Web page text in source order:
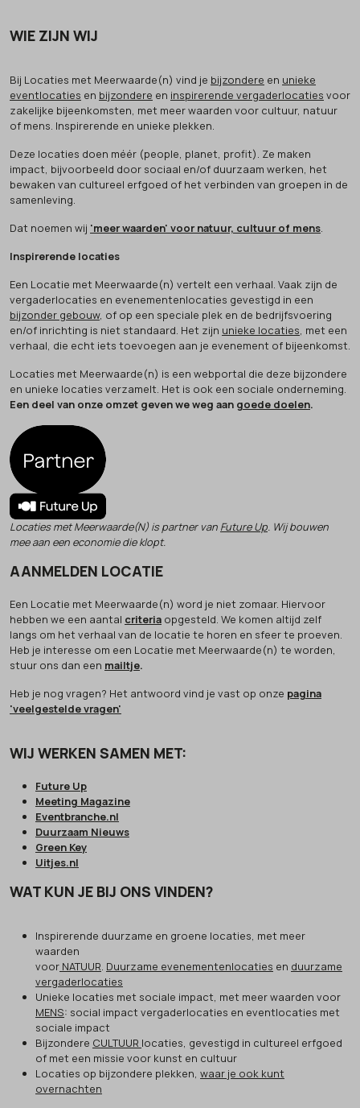
WIE ZIJN WIJ
Bij Locaties met Meerwaarde(n) vind je bijzondere en unieke
eventlocaties en bijzondere en inspirerende vergaderlocaties voor
zakelijke bijeenkomsten, met meer waarden voor cultuur, natuur
of mens. Inspirerende en unieke plekken.
Deze locaties doen méér (people, planet, profit). Ze maken
impact, bijvoorbeeld door sociaal en/of duurzaam werken, het
bewaken van cultureel erfgoed of het verbinden van groepen in de
samenleving.
Dat noemen wij 'meer waarden' voor natuur, cultuur of mens.
Inspirerende locaties
Een Locatie met Meerwaarde(n) vertelt een verhaal. Vaak zijn de
vergaderlocaties en evenementenlocaties gevestigd in een
bijzonder gebouw, of op een speciale plek en de bedrijfsvoering
en/of inrichting is niet standaard. Het zijn unieke locaties, met een
verhaal, die echt iets toevoegen aan je evenement of bijeenkomst.
Locaties met Meerwaarde(n) is een webportal die deze bijzondere
en unieke locaties verzamelt. Het is ook een sociale onderneming.
Een deel van onze omzet geven we weg aan goede doelen.
Locaties met Meerwaarde(N) is partner van Future Up. Wij bouwen
mee aan een economie die klopt.
AANMELDEN LOCATIE
Een Locatie met Meerwaarde(n) word je niet zomaar. Hiervoor
hebben we een aantal criteria opgesteld. We komen altijd zelf
langs om het verhaal van de locatie te horen en sfeer te proeven.
Heb je interesse om een Locatie met Meerwaarde(n) te worden,
stuur ons dan een mailtje.
Heb je nog vragen? Het antwoord vind je vast op onze pagina
'veelgestelde vragen'
WIJ WERKEN SAMEN MET:
Future Up
Meeting Magazine
Eventbranche.nl
Duurzaam Nieuws
Green Key
Uitjes.nl
WAT KUN JE BIJ ONS VINDEN?
Inspirerende duurzame en groene locaties, met meer
waarden
voor NATUUR. Duurzame evenementenlocaties en duurzame
vergaderlocaties
Unieke locaties met sociale impact, met meer waarden voor
MENS: social impact vergaderlocaties en eventlocaties met
sociale impact
Bijzondere CULTUUR locaties, gevestigd in cultureel erfgoed
of met een missie voor kunst en cultuur
Locaties op bijzondere plekken, waar je ook kunt
overnachten